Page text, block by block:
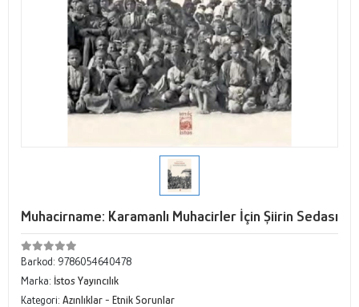
Muhacirname: Karamanlı Muhacirler İçin Şiirin Sedası
Barkod: 9786054640478
Marka: İstos Yayıncılık
Kategori: Azınlıklar - Etnik Sorunlar